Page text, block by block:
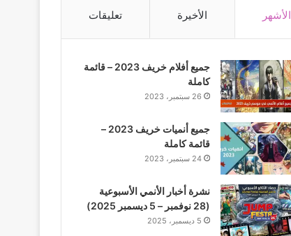
الأشهر الأخيرة تعليقات
جميع أفلام خريف 2023 – قائمة
كاملة
26 سبتمبر، 2023
جميع أنميات خريف 2023 –
قائمة كاملة
24 سبتمبر، 2023
نشرة أخبار الأنمي الأسبوعية
(28 نوفمبر – 5 ديسمبر 2025)
5 ديسمبر، 2025